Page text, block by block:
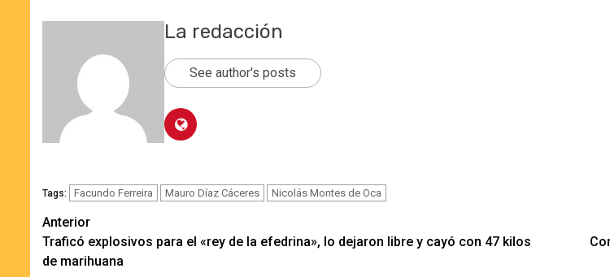
La redacción
See author's posts
Tags: Facundo Ferreira Mauro Díaz Cáceres Nicolás Montes de Oca
Navegación
de
Anterior
Traficó explosivos para el «rey de la efedrina», lo dejaron libre y cayó con 47 kilos
de marihuana